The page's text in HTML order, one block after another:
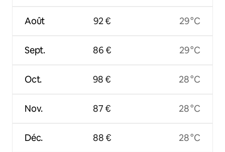
Août
Sept.
Oct.
Nov.
Déc.
92 €
86 €
98 €
87 €
88 €
29 °C
29 °C
28 °C
28 °C
28 °C